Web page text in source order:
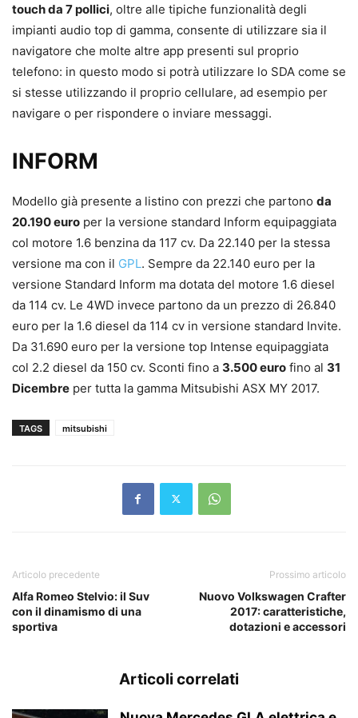
touch da 7 pollici, oltre alle tipiche funzionalità degli
impianti audio top di gamma, consente di utilizzare sia il
navigatore che molte altre app presenti sul proprio
telefono: in questo modo si potrà utilizzare lo SDA come se
si stesse utilizzando il proprio cellulare, ad esempio per
navigare o per rispondere o inviare messaggi.
INFORM
Modello già presente a listino con prezzi che partono da
20.190 euro per la versione standard Inform equipaggiata
col motore 1.6 benzina da 117 cv. Da 22.140 per la stessa
versione ma con il GPL. Sempre da 22.140 euro per la
versione Standard Inform ma dotata del motore 1.6 diesel
da 114 cv. Le 4WD invece partono da un prezzo di 26.840
euro per la 1.6 diesel da 114 cv in versione standard Invite.
Da 31.690 euro per la versione top Intense equipaggiata
col 2.2 diesel da 150 cv. Sconti fino a 3.500 euro fino al 31
Dicembre per tutta la gamma Mitsubishi ASX MY 2017.
TAGS mitsubishi
Articolo precedente
Alfa Romeo Stelvio: il Suv
con il dinamismo di una
sportiva
Prossimo articolo
Nuovo Volkswagen Crafter
2017: caratteristiche,
dotazioni e accessori
Articoli correlati